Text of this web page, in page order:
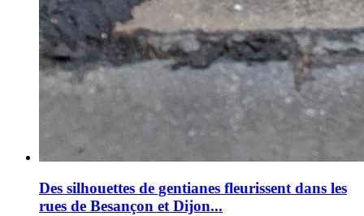
Des silhouettes de gentianes fleurissent dans les
rues de Besançon et Dijon...